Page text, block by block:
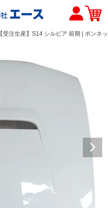
【受注生産】S14 シルビア 前期 | ボンネ